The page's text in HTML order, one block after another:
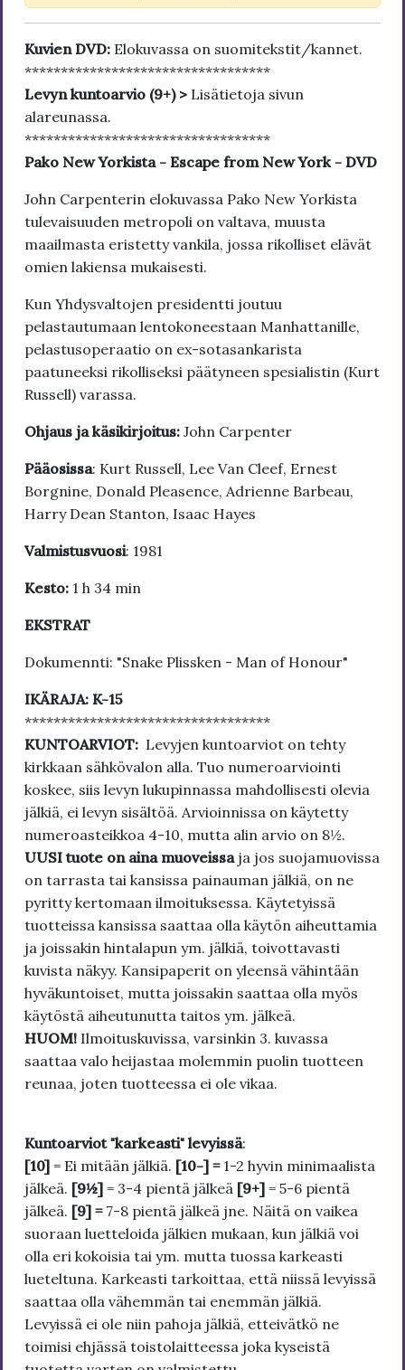
Kuvien DVD: Elokuvassa on suomitekstit/kannet.
**********************************
Levyn kuntoarvio (9+) > Lisätietoja sivun
alareunassa.
**********************************
Pako New Yorkista - Escape from New York - DVD
John Carpenterin elokuvassa Pako New Yorkista
tulevaisuuden metropoli on valtava, muusta
maailmasta eristetty vankila, jossa rikolliset elävät
omien lakiensa mukaisesti.
Kun Yhdysvaltojen presidentti joutuu
pelastautumaan lentokoneestaan Manhattanille,
pelastusoperaatio on ex-sotasankarista
paatuneeksi rikolliseksi päätyneen spesialistin (Kurt
Russell) varassa.
Ohjaus ja käsikirjoitus: John Carpenter
Pääosissa: Kurt Russell, Lee Van Cleef, Ernest
Borgnine, Donald Pleasence, Adrienne Barbeau,
Harry Dean Stanton, Isaac Hayes
Valmistusvuosi: 1981
Kesto: 1 h 34 min
EKSTRAT
Dokumennti: "Snake Plissken - Man of Honour"
IKÄRAJA: K-15
**********************************
KUNTOARVIOT: Levyjen kuntoarviot on tehty
kirkkaan sähkövalon alla. Tuo numeroarviointi
koskee, siis levyn lukupinnassa mahdollisesti olevia
jälkiä, ei levyn sisältöä. Arvioinnissa on käytetty
numeroasteikkoa 4-10, mutta alin arvio on 8½.
UUSI tuote on aina muoveissa ja jos suojamuovissa
on tarrasta tai kansissa painauman jälkiä, on ne
pyritty kertomaan ilmoituksessa. Käytetyissä
tuotteissa kansissa saattaa olla käytön aiheuttamia
ja joissakin hintalapun ym. jälkiä, toivottavasti
kuvista näkyy. Kansipaperit on yleensä vähintään
hyväkuntoiset, mutta joissakin saattaa olla myös
käytöstä aiheutunutta taitos ym. jälkeä.
HUOM! Ilmoituskuvissa, varsinkin 3. kuvassa
saattaa valo heijastaa molemmin puolin tuotteen
reunaa, joten tuotteessa ei ole vikaa.
Kuntoarviot "karkeasti" levyissä:
[10] = Ei mitään jälkiä. [10-] = 1-2 hyvin minimaalista
jälkeä. [9½] = 3-4 pientä jälkeä [9+] = 5-6 pientä
jälkeä. [9] = 7-8 pientä jälkeä jne. Näitä on vaikea
suoraan luetteloida jälkien mukaan, kun jälkiä voi
olla eri kokoisia tai ym. mutta tuossa karkeasti
lueteltuna. Karkeasti tarkoittaa, että niissä levyissä
saattaa olla vähemmän tai enemmän jälkiä.
Levyissä ei ole niin pahoja jälkiä, etteivätkö ne
toimisi ehjässä toistolaitteessa joka kyseistä